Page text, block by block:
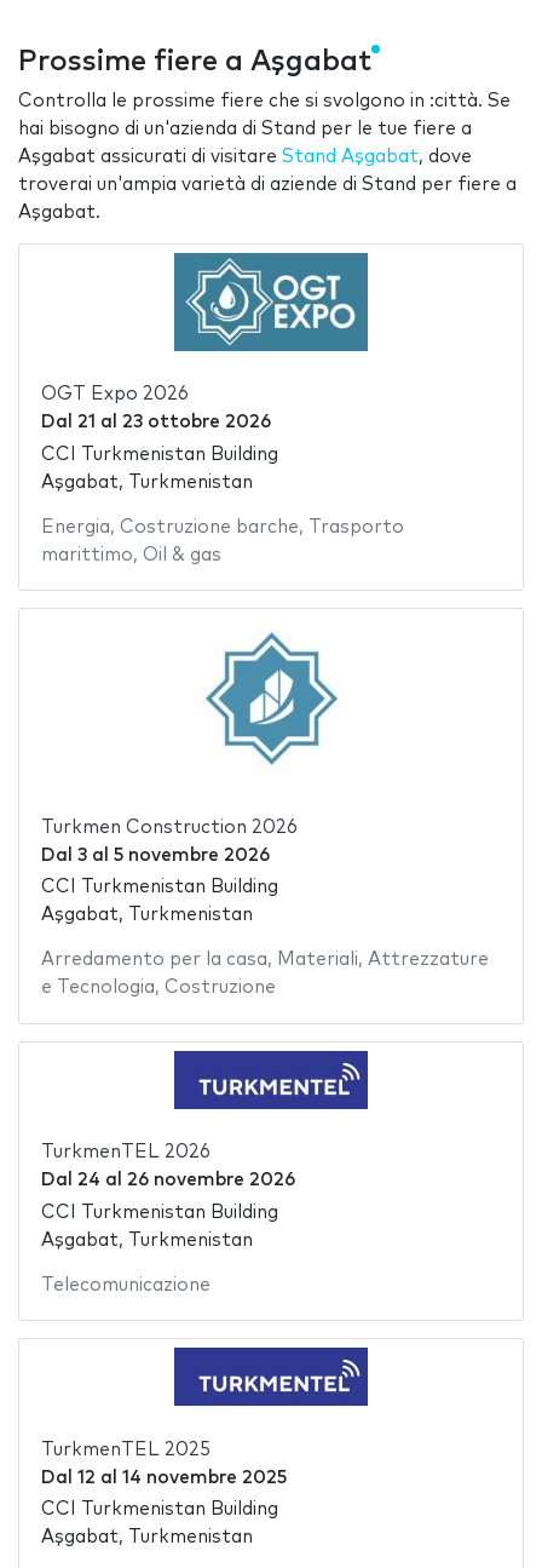
Prossime fiere a Aşgabat
Controlla le prossime fiere che si svolgono in :città. Se
hai bisogno di un'azienda di Stand per le tue fiere a
Aşgabat assicurati di visitare Stand Aşgabat, dove
troverai un'ampia varietà di aziende di Stand per fiere a
Aşgabat.
OGT Expo 2026
Dal 21 al 23 ottobre 2026
CCI Turkmenistan Building
Aşgabat, Turkmenistan
Energia, Costruzione barche,
Trasporto
marittimo, Oil & gas
Turkmen Construction 2026
Dal 3al 5 novembre 2026
CCI Turkmenistan Building
Aşgabat, Turkmenistan
Arredamento per la casa, Materiali, Attrezzature
e Tecnologia, Costruzione
TurkmenTEL 2026
Dal 24 al 26 novembre 2026
CCI Turkmenistan Building
Aşgabat, Turkmenistan
Telecomunicazione
TurkmenTEL 2025
Dal 12 al 14 novembre 2025
CCI Turkmenistan Building
Aşgabat, Turkmenistan